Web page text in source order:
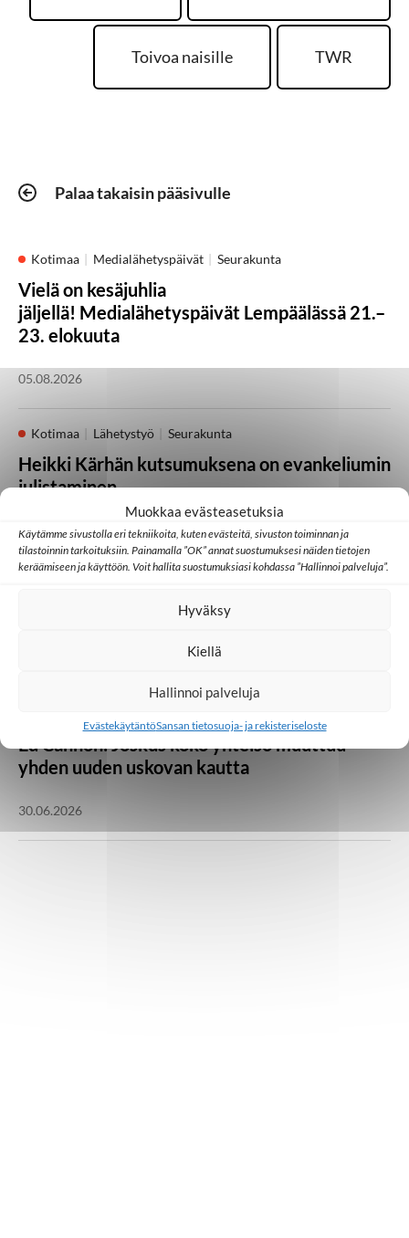
Muokkaa evästeasetuksia
Käytämme sivustolla eri tekniikoita, kuten evästeitä, sivuston toiminnan ja
tilastoinnin tarkoituksiin. Painamalla ”OK” annat suostumuksesi näiden tietojen
keräämiseen ja käyttöön. Voit hallita suostumuksiasi kohdassa ”Hallinnoi palveluja”.
Hyväksy
Kiellä
Hallinnoi palveluja
EvästekäytäntöSansan tietosuoja- ja rekisteriseloste
Toivoa naisille TWR
Palaa takaisin pääsivulle
Kotimaa Medialähetyspäivät Seurakunta
Vielä on kesäjuhlia
jäljellä! Medialähetyspäivät Lempäälässä 21.–
23. elokuuta
05.08.2026
Kotimaa Lähetystyö Seurakunta
Heikki Kärhän kutsumuksena on evankeliumin
julistaminen
21.07.2026
Millainen kristillinen some toimii Aasiassa?
Ed Cannon: Joskus koko yhteisö muuttuu
yhden uuden uskovan kautta
30.06.2026